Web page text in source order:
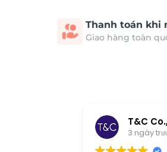
Thanh toán khi
Giao hàng toàn
T&C
3 ngày